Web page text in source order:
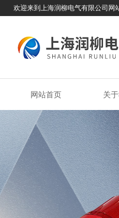
欢迎来到上海润柳电气有限公司网
网站首页 关